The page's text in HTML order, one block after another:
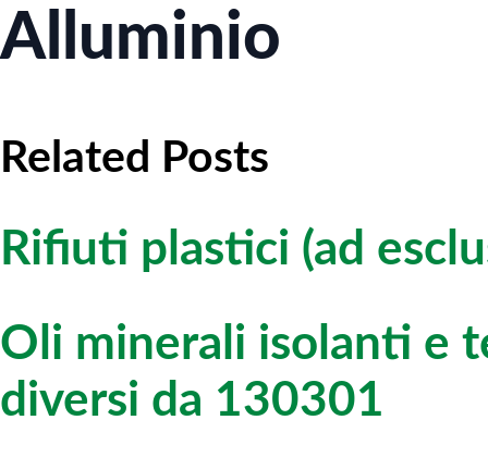
Alluminio
Related Posts
Rifiuti plastici (ad
Oli minerali isolanti e
diversi da 130301